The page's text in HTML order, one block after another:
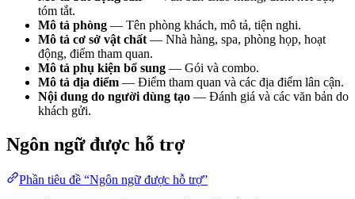
tóm tắt.
Mô tả phòng — Tên phòng khách, mô tả, tiện nghi.
Mô tả cơ sở vật chất — Nhà hàng, spa, phòng họp, hoạt
động, điểm tham quan.
Mô tả phụ kiện bổ sung — Gói và combo.
Mô tả địa điểm — Điểm tham quan và các địa điểm lân cận.
Nội dung do người dùng tạo — Đánh giá và các văn bản do
khách gửi.
Ngôn ngữ được hỗ trợ
Phần tiêu đề “Ngôn ngữ được hỗ trợ”